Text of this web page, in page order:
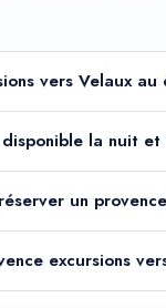
vers Velaux
la nuit
un
excursions